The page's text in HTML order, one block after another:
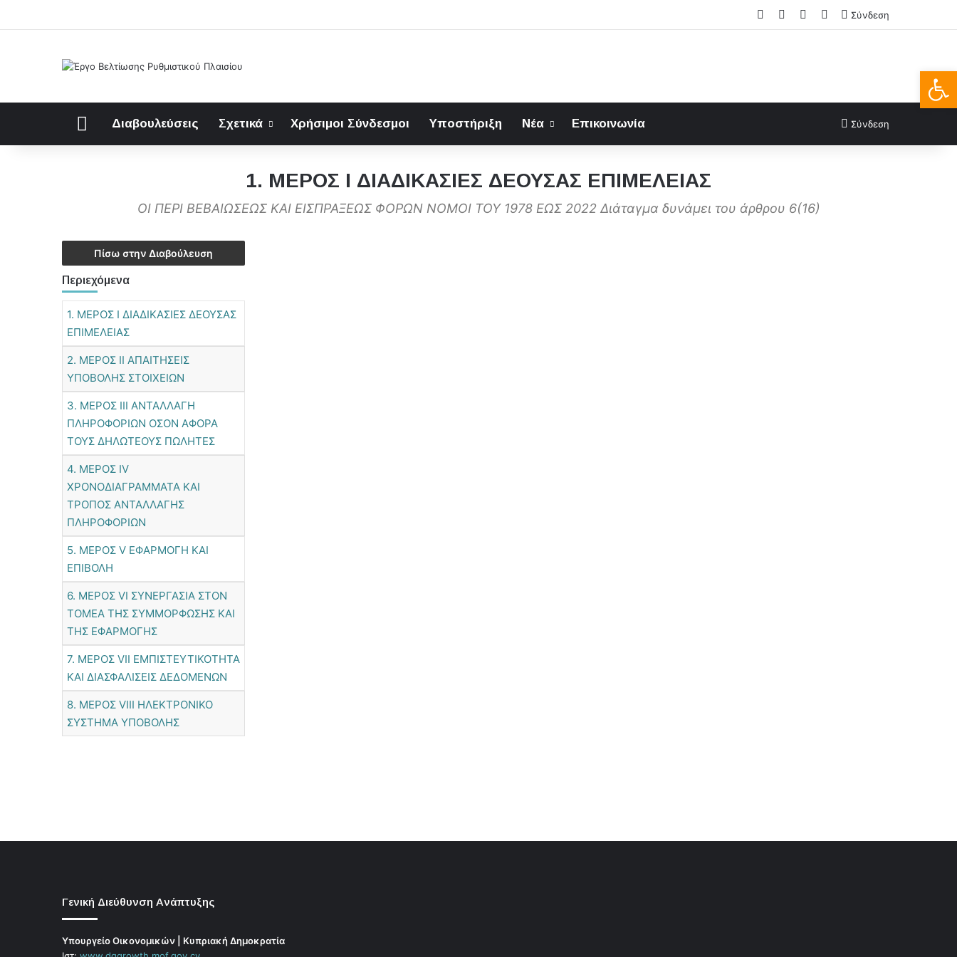
Facebook LinkedIn
FAQsΣύνδεση
ΑρχικήΔιαβουλεύσεις Σχετικά Χρήσιμοι Σύνδεσμοι Υποστήριξη Νέα Επικοινωνία Σύνδεση
1. ΜΕΡΟΣ Ι ΔΙΑΔΙΚΑΣΙΕΣ ΔΕΟΥΣΑΣ ΕΠΙΜΕΛΕΙΑΣ
ΟΙ ΠΕΡΙ ΒΕΒΑΙΩΣΕΩΣ ΚΑΙ ΕΙΣΠΡΑΞΕΩΣ ΦΟΡΩΝ ΝΟΜΟΙ ΤΟΥ 1978 ΕΩΣ 2022 Διάταγμα δυνάμει του άρθρου 6(16)
Πίσω στην Διαβούλευση
Περιεχόμενα
1. ΜΕΡΟΣ Ι ΔΙΑΔΙΚΑΣΙΕΣ ΔΕΟΥΣΑΣ
ΕΠΙΜΕΛΕΙΑΣ
2. ΜΕΡΟΣ ΙΙ ΑΠΑΙΤΗΣΕΙΣ
ΥΠΟΒΟΛΗΣ ΣΤΟΙΧΕΙΩΝ
3. ΜΕΡΟΣ ΙΙΙ ΑΝΤΑΛΛΑΓΗ
ΠΛΗΡΟΦΟΡΙΩΝ ΟΣΟΝ ΑΦΟΡΑ
ΤΟΥΣ ΔΗΛΩΤΕΟΥΣ ΠΩΛΗΤΕΣ
4. ΜΕΡΟΣ ΙV
ΧΡΟΝΟΔΙΑΓΡΑΜΜΑΤΑ ΚΑΙ
ΤΡΟΠΟΣ ΑΝΤΑΛΛΑΓΗΣ
ΠΛΗΡΟΦΟΡΙΩΝ
5. ΜΕΡΟΣ V ΕΦΑΡΜΟΓΗ ΚΑΙ
ΕΠΙΒΟΛΗ
6. ΜΕΡΟΣ VΙ ΣΥΝΕΡΓΑΣΙΑ ΣΤΟΝ
ΤΟΜΕΑ ΤΗΣ ΣΥΜΜΟΡΦΩΣΗΣ ΚΑΙ
ΤΗΣ ΕΦΑΡΜΟΓΗΣ
7. ΜΕΡΟΣ VΙΙ ΕΜΠΙΣΤΕΥΤΙΚΟΤΗΤΑ
ΚΑΙ ΔΙΑΣΦΑΛΙΣΕΙΣ ΔΕΔΟΜΕΝΩΝ
8. ΜΕΡΟΣ VΙΙΙ ΗΛΕΚΤΡΟΝΙΚΟ
ΣΥΣΤΗΜΑ ΥΠΟΒΟΛΗΣ
Γενική Διεύθυνση Ανάπτυξης
Υπουργείο Οικονομικών | Κυπριακή Δημοκρατία